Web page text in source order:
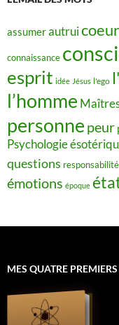
assumerautruicoeur
connaissance
esprit idée Jésus l'ego
l’homme
personne peur
Psychologie
questions responsabilité
émotions époque
MES QUATRE